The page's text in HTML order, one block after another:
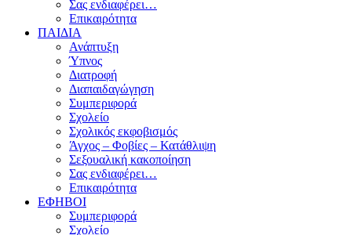
Σας ενδιαφέρει…
Επικαιρότητα
ΠΑΙΔΙΑ
Ανάπτυξη
Ύπνος
Διατροφή
Διαπαιδαγώγηση
Συμπεριφορά
Σχολείο
Σχολικός εκφοβισμός
Άγχος – Φοβίες – Κατάθλιψη
Σεξουαλική κακοποίηση
Σας ενδιαφέρει…
Επικαιρότητα
ΕΦΗΒΟΙ
Συμπεριφορά
Σχολείο